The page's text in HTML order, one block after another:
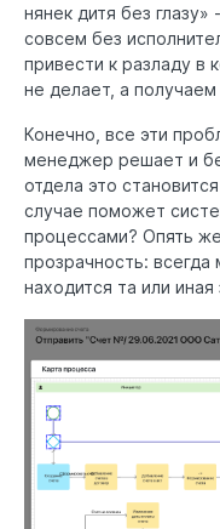
нянек дитя без
совсем без
привести к разладу в
не делает, а
Конечно, все эти
менеджер решает и
отдела это
случае поможет
процессами? Опять
прозрачность:
находится та или иная